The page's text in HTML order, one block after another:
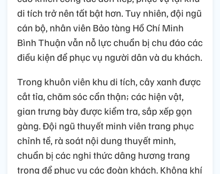
di tích trở nên tất bật hơn. Tuy nhiên, đội ngũ
cán bộ, nhân viên Bảo tàng Hồ Chí Minh
Bình Thuận vẫn nỗ lực chuẩn bị chu đáo các
điều kiện để phục vụ người dân và du khách.
Trong khuôn viên khu di tích, cây xanh được
cắt tỉa, chăm sóc cẩn thận; các hiện vật,
gian trưng bày được kiểm tra, sắp xếp gọn
gàng. Đội ngũ thuyết minh viên trang phục
chỉnh tề, rà soát nội dung thuyết minh,
chuẩn bị các nghi thức dâng hương trang
trọng để phục vụ các đoàn khách. Không khí